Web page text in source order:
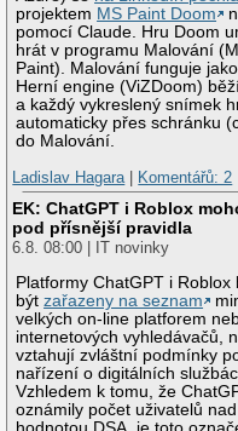
projektem MS Paint Doom
pomocí Claude. Hru Doom
hrát v programu Malování
Paint). Malování funguje
Herní engine (ViZDoom)
a každý vykreslený snímek
automaticky přes schránku
do Malování.
Ladislav Hagara
Komentářů: 2
EK: ChatGPT i Roblox
pod přísnější pravidla
6.8. 08:00 | IT novinky
Platformy ChatGPT i Roblox
býtzařazeny na seznam
velkých on-line platforem
internetových vyhledávačů,
vztahují zvláštní podmínky
nařízení o digitálních
Vzhledem k tomu, že
oznámily počet uživatelů